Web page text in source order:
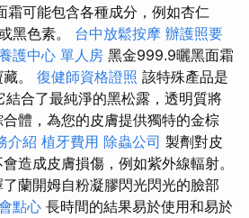
霜可能包含各種成分，例如杏仁
黑色素。 台中放鬆按摩 辦護照要
護中心 單人房 黑金999.9曬黑面霜
。 復健師資格證照 該特殊產品是
合了最純淨的黑松露，透明質將
體，為您的皮膚提供獨特的金棕
介紹 植牙費用 除蟲公司 製劑對皮
造成皮膚損傷，例如紫外線輻射。
蘭開姆自粉凝膠閃光閃光的臉部
點心 長時間的結果易於使用和易於